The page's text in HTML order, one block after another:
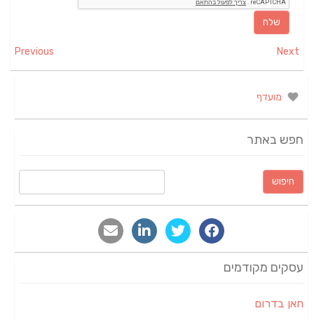
Previous Next
מועדף
חפש באתר
חיפוש:
עסקים מקודמים
חאן בדרום